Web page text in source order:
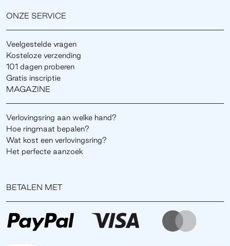
ONZE SERVICE
Veelgestelde vragen
Kosteloze verzending
101 dagen proberen
Gratis inscriptie
MAGAZINE
Verlovingsring aan welke hand?
Hoe ringmaat bepalen?
Wat kost een verlovingsring?
Het perfecte aanzoek
BETALEN MET